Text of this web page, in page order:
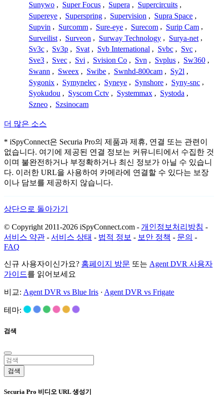
Sunywo , Super Focus , Supera , Supercircuits ,
Supereye , Superspring , Supervision , Supra Space ,
Supvin , Surcomm , Sure-eye , Surecom , Surip Cam ,
Surveilist , Surveon , Surway Technology , Surya-net ,
Sv3c , Sv3p , Svat , Svb International , Svbc , Svc ,
Sve3 , Svec , Svi , Svision Co , Svn , Svplus , Sw360 ,
Swann , Sweex , Swibe , Swnhd-800cam , Sy2l ,
Sygonix , Symynelec , Syneye , Synshore , Syny-snc ,
Syokudou , Syscom Cctv , Systemmax , Systoda ,
Szneo , Szsinocam
더 많은 소스
* iSpyConnect은 Securia Pro의 제품과 제휴, 연결 또는 관련이
없습니다. 여기에 제공된 연결 정보는 커뮤니티에서 수집한 것
이며 불완전하거나 부정확하거나 최신 정보가 아닐 수 있습니
다. 이러한 URL을 사용하여 카메라에 연결할 수 있다는 보장
이나 담보를 제공하지 않습니다.
상단으로 돌아가기
© Copyright 2011-2026 iSpyConnect.com - 개인정보처리방침 -
서비스 약관 - 서비스 상태 - 법적 정보 - 보안 정책 - 문의 -
FAQ
신규 사용자이신가요? 홈페이지 방문 또는 Agent DVR 사용자
가이드를 읽어보세요
비교: Agent DVR vs Blue Iris · Agent DVR vs Frigate
테마:
검색
검색
Securia Pro 비디오 URL 생성기